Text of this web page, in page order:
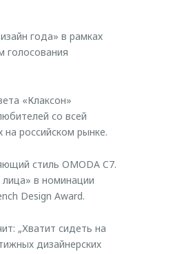
года» в рамках
голосования
«Клаксон»
со всей
российском рынке.
стиль OMODA C7.
в номинации
Design Award.
„Хватит сидеть на
дизайнерских